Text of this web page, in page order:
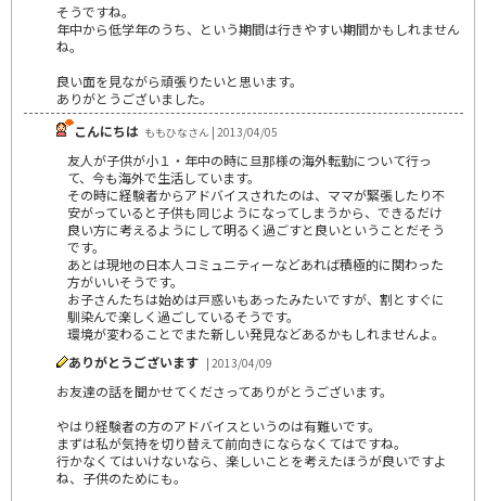
そうですね。
年中から低学年のうち、という期間は行きやすい期間かもしれません
ね。
良い面を見ながら頑張りたいと思います。
ありがとうございました。
こんにちは ももひなさん | 2013/04/05
友人が子供が小１・年中の時に旦那様の海外転勤について行っ
て、今も海外で生活しています。
その時に経験者からアドバイスされたのは、ママが緊張したり不
安がっていると子供も同じようになってしまうから、できるだけ
良い方に考えるようにして明るく過ごすと良いということだそう
です。
あとは現地の日本人コミュニティーなどあれば積極的に関わった
方がいいそうです。
お子さんたちは始めは戸惑いもあったみたいですが、割とすぐに
馴染んで楽しく過ごしているそうです。
環境が変わることでまた新しい発見などあるかもしれませんよ。
ありがとうございます | 2013/04/09
お友達の話を聞かせてくださってありがとうございます。
やはり経験者の方のアドバイスというのは有難いです。
まずは私が気持を切り替えて前向きにならなくてはですね。
行かなくてはいけないなら、楽しいことを考えたほうが良いですよ
ね、子供のためにも。